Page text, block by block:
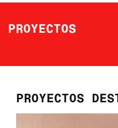
PROYECTOS
PROYECTOS